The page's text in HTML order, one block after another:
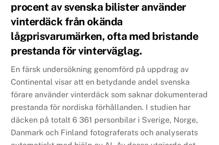
procent av svenska bilister använder
vinterdäck från okända
lågprisvarumärken, ofta med bristande
prestanda för vinterväglag.
En färsk undersökning genomförd på uppdrag av
Continental visar att en betydande andel svenska
förare använder vinterdäck som saknar dokumenterad
prestanda för nordiska förhållanden. I studien har
däcken på totalt 6 361 personbilar i Sverige, Norge,
Danmark och Finland fotograferats och analyserats